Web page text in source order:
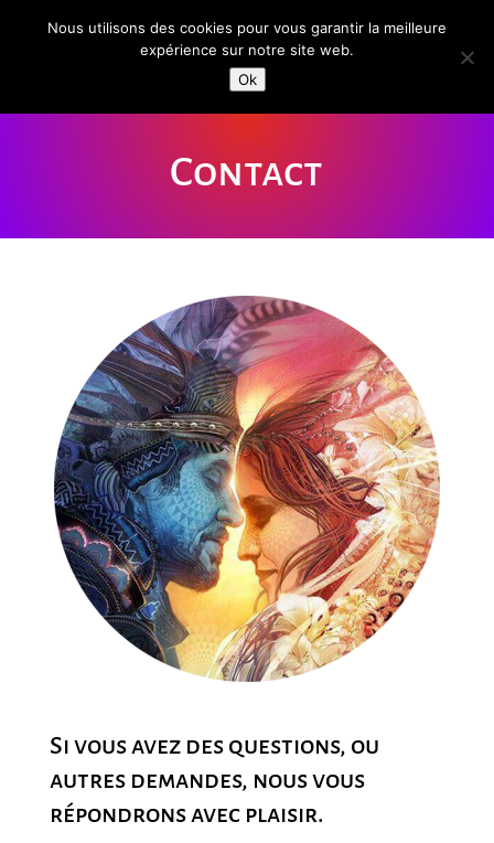
Contact
Si vous avez des questions, ou
autres demandes, nous vous
répondrons avec plaisir.
Nous utilisons des cookies pour vous garantir la meilleure
expérience sur notre site web.
Ok